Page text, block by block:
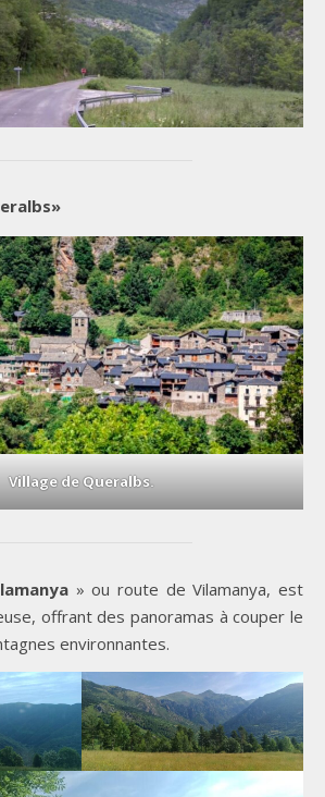
Village de Queralbs.
» ou route de Vilamanya, est
offrant des panoramas à couper le
environnantes.